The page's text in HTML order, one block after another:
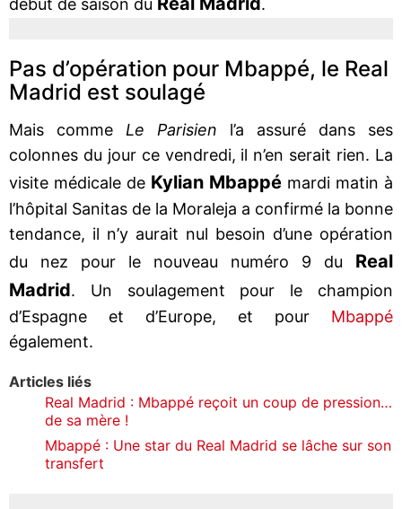
début de saison du
.
Pas d’opération pour Mbappé, le Real
Madrid est soulagé
Mais comme Le Parisien l’a assuré dans ses
colonnes du jour ce vendredi, il n’en serait rien. La
visite médicale de Kylian Mbappé mardi matin à
l’hôpital Sanitas de la Moraleja a confirmé la bonne
tendance, il n’y aurait nul besoin d’une opération
du nez pour le nouveau numéro 9 du Real
Madrid. Un soulagement pour le champion
d’Espagne et d’Europe, et pour Mbappé
également.
Articles liés
Real Madrid : Mbappé reçoit un coup de pression…
de sa mère !
Mbappé : Une star du Real Madrid se lâche sur son
transfert